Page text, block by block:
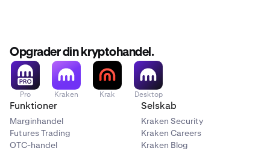
Opgrader din kryptohandel.
Pro Kraken Krak Desktop
Funktioner
Marginhandel
Futures Trading
OTC-handel
Selskab
Kraken Security
Kraken Careers
Kraken Blog